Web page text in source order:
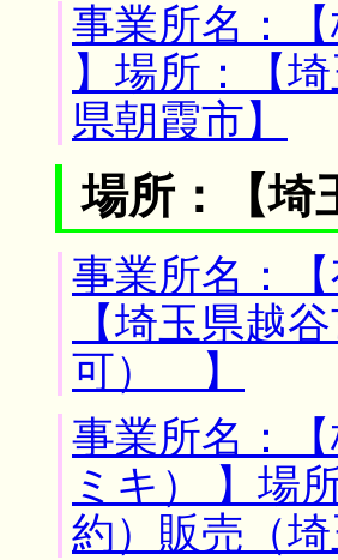
事業所名：
】場所：【
県朝霞市】
場所：【埼
事業所名：
【埼玉県越
可） 】
事業所名：
ミキ） 】場
約）販売（